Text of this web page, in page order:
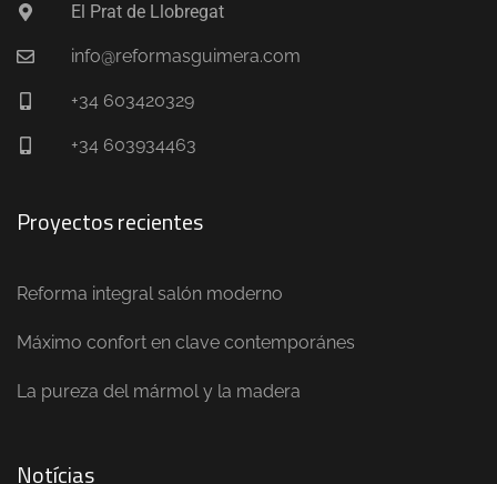
El Prat de Llobregat
info@reformasguimera.com
+34 603420329
+34 603934463
Proyectos recientes
Reforma integral salón moderno
Máximo confort en clave contemporánes
La pureza del mármol y la madera
Notícias